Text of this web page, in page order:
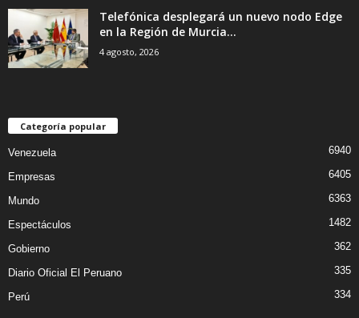
Telefónica desplegará un nuevo nodo Edge
en la Región de Murcia...
4 agosto, 2026
Categoría popular
Venezuela 6940
Empresas 6405
Mundo 6363
Espectáculos 1482
Gobierno 362
Diario Oficial El Peruano 335
Perú 334